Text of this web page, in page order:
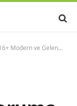
ve Geleneksel Yöntem